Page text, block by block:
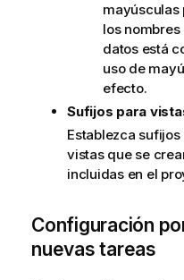
mayúsculas
los
datos está
uso de
efecto.
Sufijos para
Establezca
vistas que se
incluidas en el
Configuración
nuevas tareas